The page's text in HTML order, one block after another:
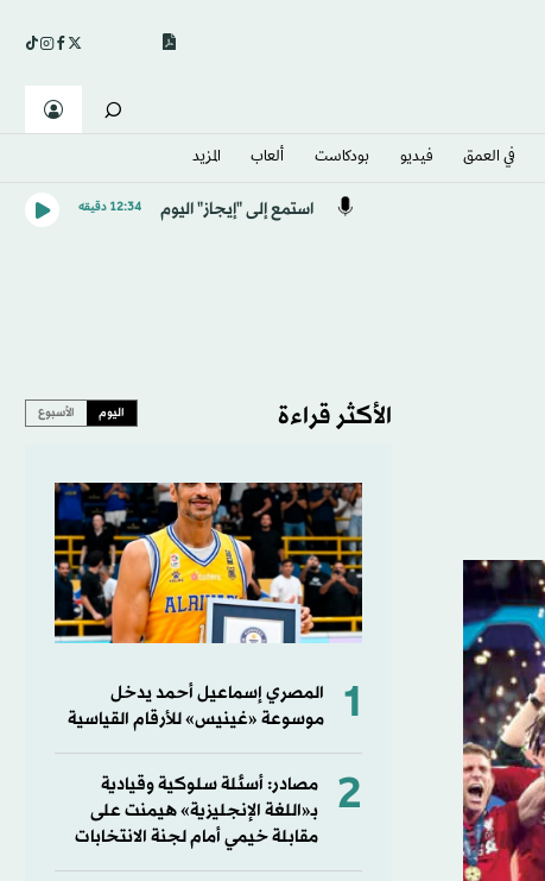
في العمق فيديو بودكاست ألعاب المزيد
استمع إلى "إيجاز" اليوم 12:34 دقيقه
الأكثر قراءة اليوم الأسبوع
1
المصري إسماعيل أحمد يدخل
موسوعة «غينيس» للأرقام القياسية
2
مصادر: أسئلة سلوكية وقيادية
بـ«اللغة الإنجليزية» هيمنت على
مقابلة خيمي أمام لجنة الانتخابات